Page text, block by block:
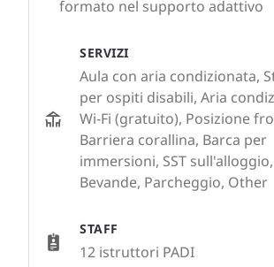
formato nel supporto adattivo
SERVIZI
Aula con aria condizionata,
per ospiti disabili, Aria
Wi-Fi (gratuito), Posizione
Barriera corallina, Barca per
immersioni, SST
Bevande, Parcheggio, Other
STAFF
12 istruttori PADI